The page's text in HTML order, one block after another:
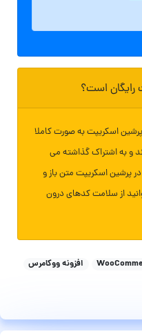
رایگان است؟
اسکریپت به صورت کاملا
و به اشتراک گذاشته می
پرشین اسکریپت متن باز و
از سلامت کدهای درون
افزونه ووکامرس